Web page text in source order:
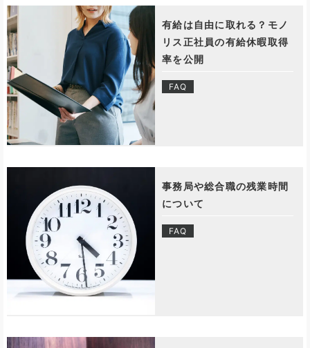
有給は自由に取れる？モノ
リス正社員の有給休暇取得
率を公開
FAQ
事務局や総合職の残業時間
について
FAQ